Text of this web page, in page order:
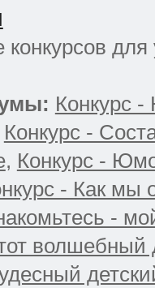
для
Конкурс
Конкурс -
, Конкурс -
- Как мы
-
волшебный